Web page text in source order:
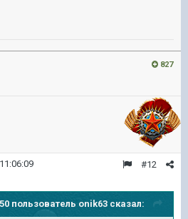
827
#12
пользователь onik63 сказал: